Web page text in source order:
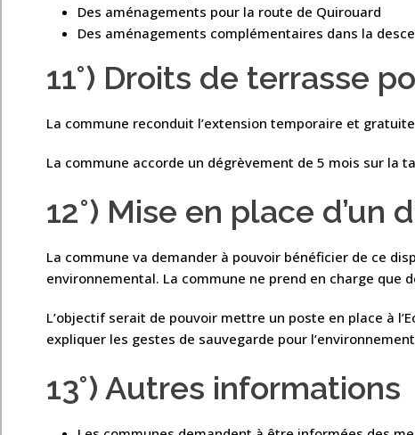
Des aménagements pour la route de Quirouard
Des aménagements complémentaires dans la
11°) Droits de terrasse
La commune reconduit l’extension temporaire et
La commune accorde un dégrèvement de 5 mois sur la
12°) Mise en place
La commune va demander à pouvoir bénéficier de ce
environnemental. La commune ne prend en charge que
L’objectif serait de pouvoir mettre un poste en place à
expliquer les gestes de sauvegarde pour
13°) Autres informations